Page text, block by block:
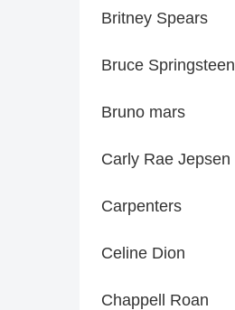
Britney Spears
Bruce Springsteen
Bruno mars
Carly Rae Jepsen
Carpenters
Celine Dion
Chappell Roan